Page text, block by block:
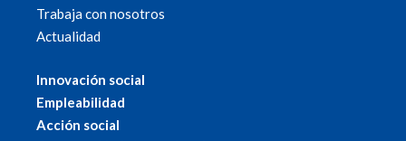
Trabaja con nosotros
Actualidad
Innovación social
Empleabilidad
Acción social